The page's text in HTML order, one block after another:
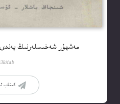
مەشھۇر شەخىسلەرنىڭ پەندى
كىتاب